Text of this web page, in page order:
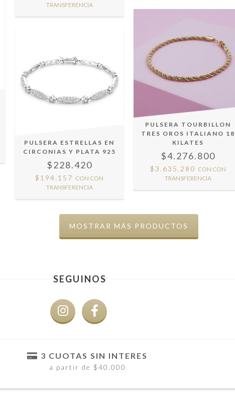
TRANSFERENCIA
PULSERA ESTRELLAS EN
CIRCONIAS Y PLATA 925
$228.420
$194.157 CON CON
TRANSFERENCIA
PULSERA TOURBILLON
TRES OROS ITALIANO 18
KILATES
$4.276.800
$3.635.280 CON CON
TRANSFERENCIA
MOSTRAR MÁS PRODUCTOS
SEGUINOS
3 CUOTAS SIN INTERES
a partir de $40.000